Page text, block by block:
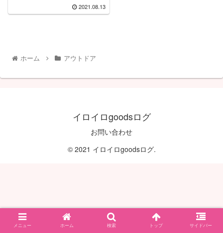
2021.08.13
ホーム アウトドア
イロイロgoodsログ
お問い合わせ
© 2021 イロイロgoodsログ.
メニュー ホーム 検索 トップ サイドバー